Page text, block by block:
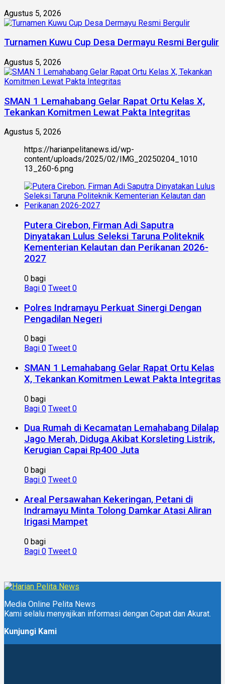
Agustus 5, 2026
Turnamen Kuwu Cup Desa Dermayu Resmi Bergulir
Agustus 5, 2026
SMAN 1 Lemahabang Gelar Rapat Ortu Kelas X,
Tekankan Komitmen Lewat Pakta Integritas
Agustus 5, 2026
https://harianpelitanews.id/wp-
content/uploads/2025/02/IMG_20250204_1010
13_260-6.png
Putera Cirebon, Firman Adi Saputra
Dinyatakan Lulus Seleksi Taruna Politeknik
Kementerian Kelautan dan Perikanan 2026-
2027
0 bagi
Bagi 0 Tweet 0
Polres Indramayu Perkuat Sinergi Dengan
Pengadilan Negeri
0 bagi
Bagi 0 Tweet 0
SMAN 1 Lemahabang Gelar Rapat Ortu Kelas
X, Tekankan Komitmen Lewat Pakta Integritas
0 bagi
Bagi 0 Tweet 0
Dua Rumah di Kecamatan Lemahabang Dilalap
Jago Merah, Diduga Akibat Korsleting Listrik,
Kerugian Capai Rp400 Juta
0 bagi
Bagi 0 Tweet 0
Areal Persawahan Kekeringan, Petani di
Indramayu Minta Tolong Damkar Atasi Aliran
Irigasi Mampet
0 bagi
Bagi 0 Tweet 0
Media Online Pelita News
Kami selalu menyajikan informasi dengan Cepat dan Akurat.
Kunjungi Kami